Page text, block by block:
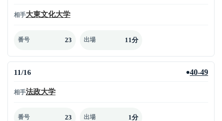
相手大東文化大学
番号 23 出場 11分
11/16 ●40-49
相手法政大学
番号 23 出場 1分